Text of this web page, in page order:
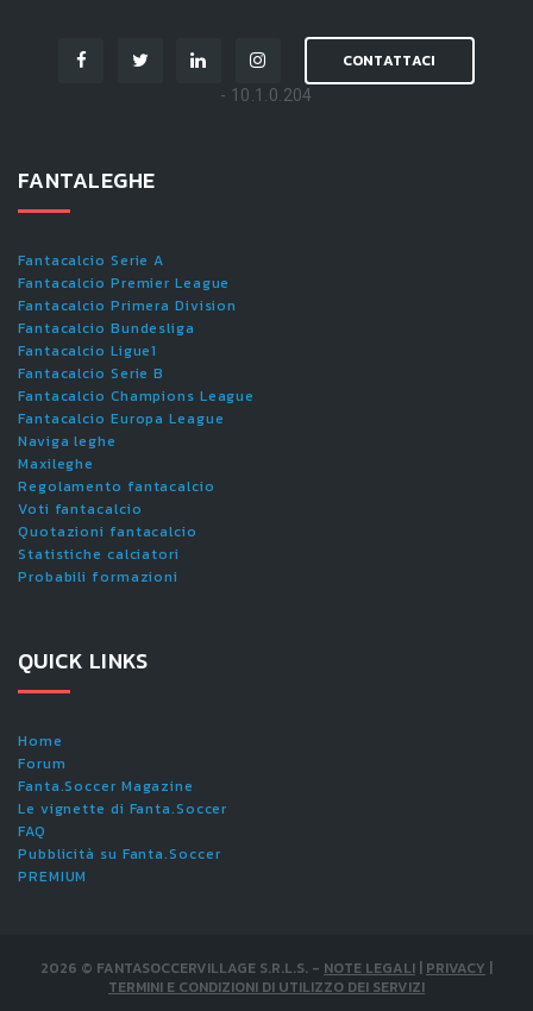
CONTATTACI
- 10.1.0.204
FANTALEGHE
Fantacalcio Serie A
Fantacalcio Premier League
Fantacalcio Primera Division
Fantacalcio Bundesliga
Fantacalcio Ligue1
Fantacalcio Serie B
Fantacalcio Champions League
Fantacalcio Europa League
Naviga leghe
Maxileghe
Regolamento fantacalcio
Voti fantacalcio
Quotazioni fantacalcio
Statistiche calciatori
Probabili formazioni
QUICK LINKS
Home
Forum
Fanta.Soccer Magazine
Le vignette di Fanta.Soccer
FAQ
Pubblicità su Fanta.Soccer
PREMIUM
2026 © FANTASOCCERVILLAGE S.R.L.S. - NOTE LEGALI | PRIVACY |
TERMINI E CONDIZIONI DI UTILIZZO DEI SERVIZI